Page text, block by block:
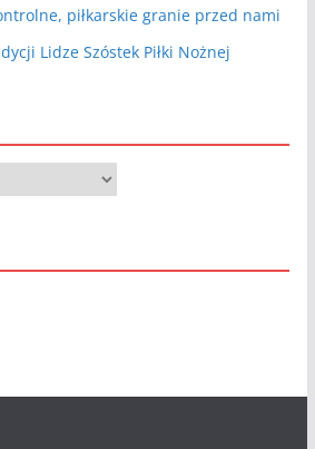
piłkarskie granie przed nami
Lidze Szóstek Piłki Nożnej